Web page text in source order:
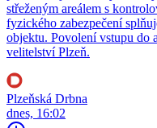
střeženým areálem s
fyzického zabezpečení
objektu. Povolení vstupu do
velitelství Plzeň.
Plzeňská Drbna
dnes, 16:02